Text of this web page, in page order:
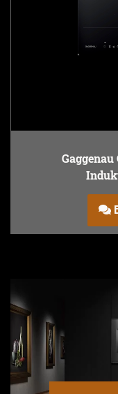
Gaggenau